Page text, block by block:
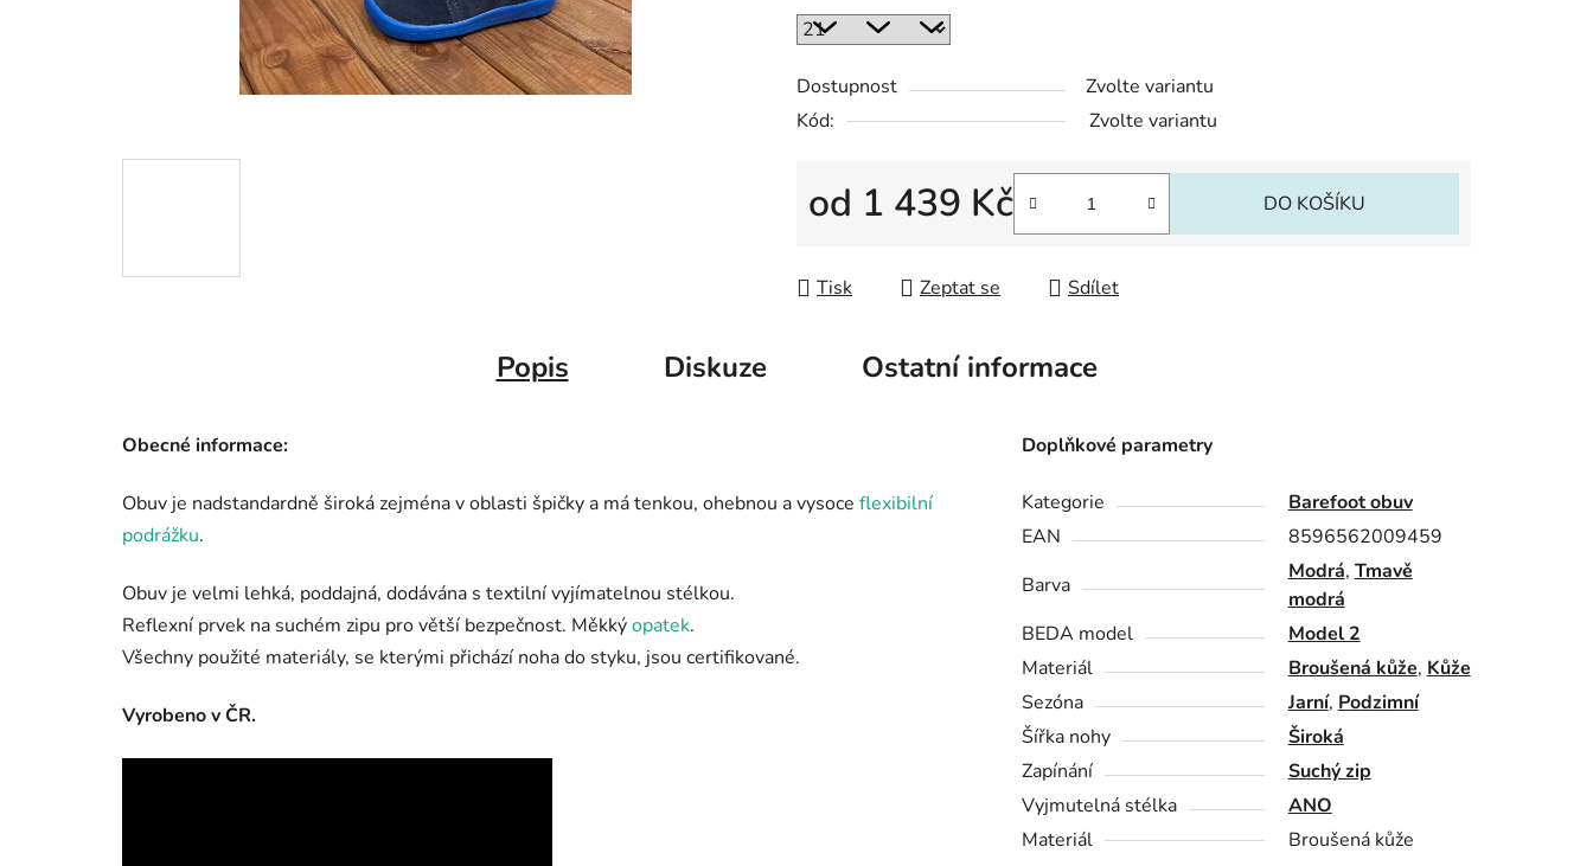
Dostupnost
Zvolte variantu
Kód:
Zvolte variantu
od 1 439 Kč DO KOŠÍKU
Tisk Zeptat se Sdílet
Popis Diskuze Ostatní informace
Obecné informace:
Obuv je nadstandardně široká zejména v oblasti špičky a má tenkou, ohebnou a vysoce flexibilní
podrážku.
Obuv je velmi lehká, poddajná, dodávána s textilní vyjímatelnou stélkou.
Reflexní prvek na suchém zipu pro větší bezpečnost. Měkkýopatek.
Všechny použité materiály, se kterými přichází noha do styku, jsou certifikované.
Vyrobeno v ČR.
Doplňkové parametry
Kategorie
Barefoot obuv
EAN
8596562009459
Barva
Modrá, Tmavě
modrá
BEDA model
Model 2
Materiál
Broušená kůže, Kůže
Sezóna
Jarní, Podzimní
Šířka nohy
Široká
Zapínání
Suchý zip
Vyjmutelná stélka
ANO
Materiál
Broušená kůže